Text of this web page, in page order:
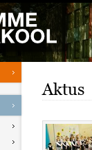
Aktus